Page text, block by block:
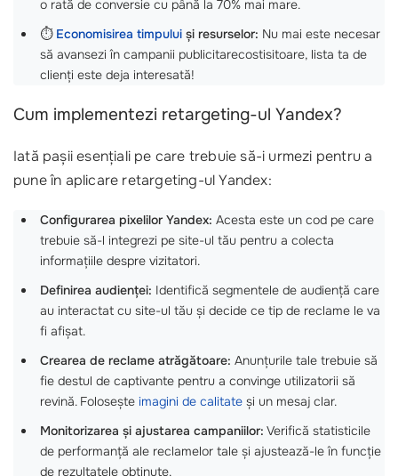
o rată de conversie cu până la 70% mai mare.
⏱️ Economisirea timpului și resurselor: Nu mai este necesar
să avansezi în campanii publicitarecostisitoare, lista ta de
clienți este deja interesată!
Cum implementezi retargeting-ul Yandex?
Iată pașii esențiali pe care trebuie să-i urmezi pentru a
pune în aplicare retargeting-ul Yandex:
Configurarea pixelilor Yandex: Acesta este un cod pe care
trebuie să-l integrezi pe site-ul tău pentru a colecta
informațiile despre vizitatori.
Definirea audienței: Identifică segmentele de audiență care
au interactat cu site-ul tău și decide ce tip de reclame le va
fi afișat.
Crearea de reclame atrăgătoare: Anunțurile tale trebuie să
fie destul de captivante pentru a convinge utilizatorii să
revină. Folosește imagini de calitate și un mesaj clar.
Monitorizarea și ajustarea campaniilor: Verifică statisticile
de performanță ale reclamelor tale și ajustează-le în funcție
de rezultatele obținute.